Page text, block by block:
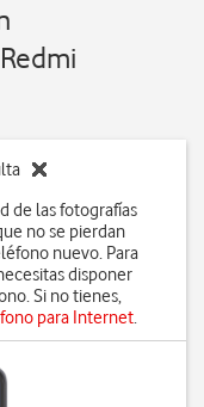
de las fotografías
no se pierdan
nuevo. Para
disponer
Si no tienes,
para Internet.